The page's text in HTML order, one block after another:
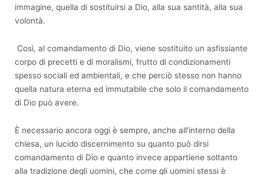
immagine, quella di sostituirsi a Dio, alla sua santità, alla sua
volontà.
Così, al comandamento di Dio, viene sostituito un asfissiante
corpo di precetti e di moralismi, frutto di condizionamenti
spesso sociali ed ambientali, e che perciò stesso non hanno
quella natura eterna ed immutabile che solo il comandamento
di Dio può avere.
È necessario ancora oggi è sempre, anche all’interno della
chiesa, un lucido discernimento su quanto può dirsi
comandamento di Dio e quanto invece appartiene soltanto
alla tradizione degli uomini, che come gli uomini stessi è